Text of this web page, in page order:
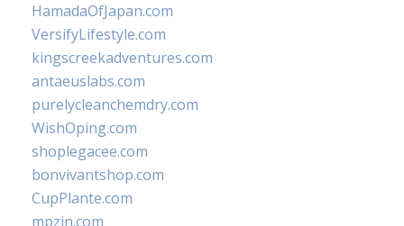
HamadaOfJapan.com
VersifyLifestyle.com
kingscreekadventures.com
antaeuslabs.com
purelycleanchemdry.com
WishOping.com
shoplegacee.com
bonvivantshop.com
CupPlante.com
mpzin.com